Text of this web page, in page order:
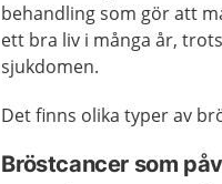
behandling som gör att
ett bra liv i många år, trots
sjukdomen.
Det finns olika typer av
Bröstcancer som